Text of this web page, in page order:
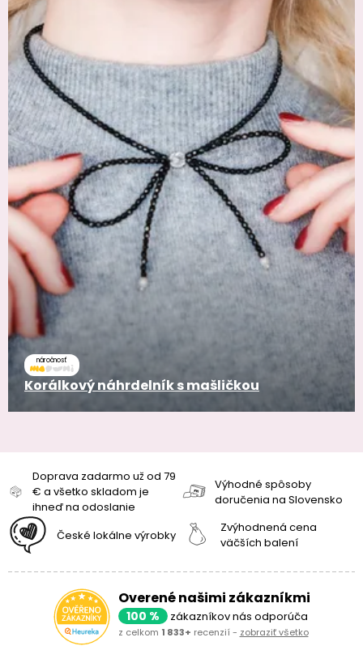
náročnosť
Korálkový náhrdelník s mašličkou
Doprava zadarmo už od 79
€ a všetko skladom je
ihneď na odoslanie
Výhodné spôsoby
doručenia na Slovensko
České lokálne výrobky
Zvýhodnená cena
väčších balení
Overené našimi zákazníkmi
100 % zákazníkov nás odporúča
z celkom 1 833+ recenzií - zobraziť všetko